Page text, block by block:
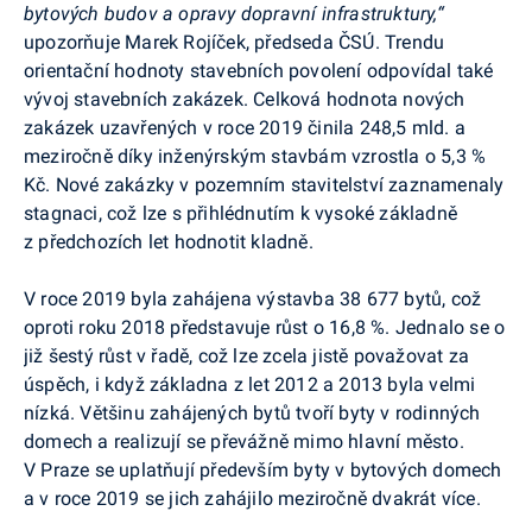
bytových budov a opravy dopravní infrastruktury,“
upozorňuje Marek Rojíček, předseda ČSÚ. Trendu
orientační hodnoty stavebních povolení odpovídal také
vývoj stavebních zakázek. Celková hodnota nových
zakázek uzavřených v roce 2019 činila 248,5 mld. a
meziročně díky inženýrským stavbám vzrostla o 5,3 %
Kč. Nové zakázky v pozemním stavitelství zaznamenaly
stagnaci, což lze s přihlédnutím k vysoké základně
z předchozích let hodnotit kladně.
V roce 2019 byla zahájena výstavba 38 677 bytů, což
oproti roku 2018 představuje růst o 16,8 %. Jednalo se o
již šestý růst v řadě, což lze zcela jistě považovat za
úspěch, i když základna z let 2012 a 2013 byla velmi
nízká. Většinu zahájených bytů tvoří byty v rodinných
domech a realizují se převážně mimo hlavní město.
V Praze se uplatňují především byty v bytových domech
a v roce 2019 se jich zahájilo meziročně dvakrát více.